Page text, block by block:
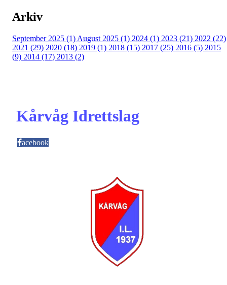
Arkiv
September 2025 (1) August 2025 (1) 2024 (1) 2023 (21) 2022 (22)
2021 (29) 2020 (18) 2019 (1) 2018 (15) 2017 (25) 2016 (5) 2015
(9) 2014 (17) 2013 (2)
Kårvåg Idrettslag
acebook